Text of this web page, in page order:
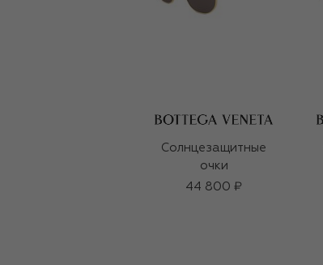
Солнцезащитные
очки
44 800 ₽